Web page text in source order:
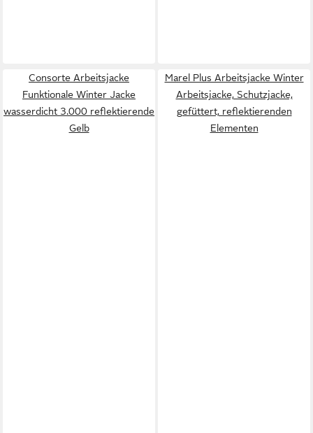
Consorte Arbeitsjacke
Funktionale Winter Jacke
wasserdicht 3.000 reflektierende
Gelb
Marel Plus Arbeitsjacke Winter
Arbeitsjacke, Schutzjacke,
gefüttert, reflektierenden
Elementen